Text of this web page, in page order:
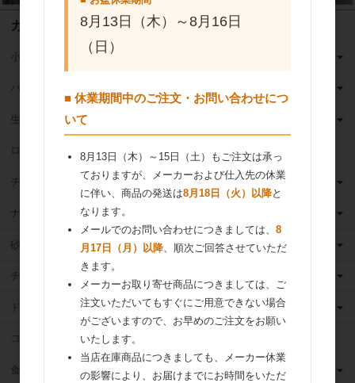
カテゴリ
小麦粉
バター
生クリーム
ロングライフ牛乳
チーズ
ナッツ
砂糖
チョコレート
ドライフルーツ
ココア
食用油
8月13日（木）～8月16日
（日）
■ 休業期間中のご注文・お問い合わせにつ
いて
8月13日（木）～15日（土）もご注文は承っ
ておりますが、メーカーおよび仕入先の休業
に伴い、商品の発送は8月18日（火）以降と
なります。
メールでのお問い合わせにつきましては、 8
月17日（月）以降、順次ご回答させていただ
きます。
メーカーお取り寄せ商品につきましては、ご
注文いただいてもすぐにご用意できない場合
がございますので、お早めのご注文をお願い
いたします。
当店在庫商品につきましても、メーカー休業
の影響により、お届けまでにお時間をいただ